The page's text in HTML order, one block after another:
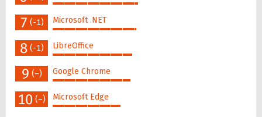
44%
7 (-1) Microsoft .NET
43%
8 (-1) LibreOffice
41%
9 (–) Google Chrome
40%
10 (–) Microsoft Edge
35%